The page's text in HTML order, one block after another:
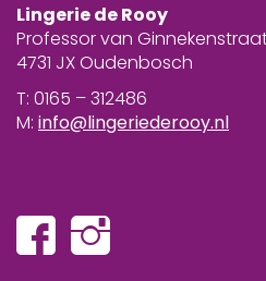
Lingerie de Rooy
Professor van
4731 JX Oudenbosch
T: 0165 – 312486
M: info@lingeriederooy.nl